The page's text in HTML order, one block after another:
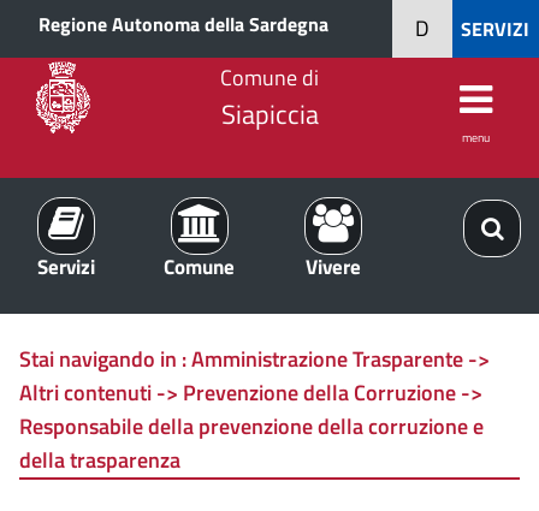
Regione Autonoma della Sardegna SERVIZI
D
Comune di
Siapiccia
menu
Servizi Comune Vivere
Stai navigando in :Amministrazione Trasparente ->
Altri contenuti -> Prevenzione della Corruzione ->
Responsabile della prevenzione della corruzione e
della trasparenza